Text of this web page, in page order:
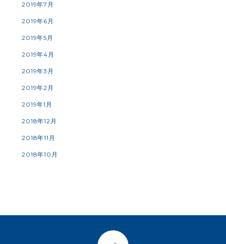
2019年7月
2019年6月
2019年5月
2019年4月
2019年3月
2019年2月
2019年1月
2018年12月
2018年11月
2018年10月